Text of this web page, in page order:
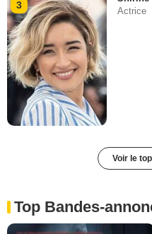
3
Actrice
Voir le
Top Bandes-